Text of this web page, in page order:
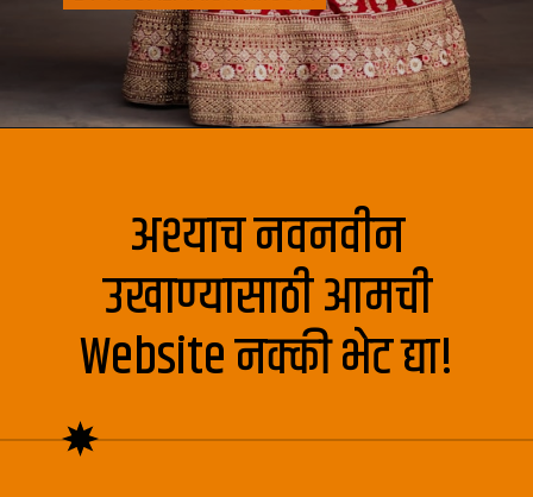
अश्याच नवनवीन
उखाण्यासाठी आमची
Website नक्की भेट द्या!